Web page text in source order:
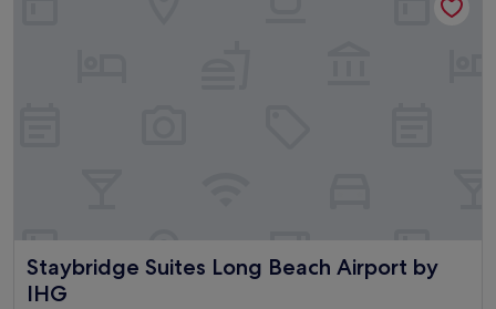
Staybridge Suites Long Beach Airport by
IHG
Staybridge Suites Long Beach Airport by IHG